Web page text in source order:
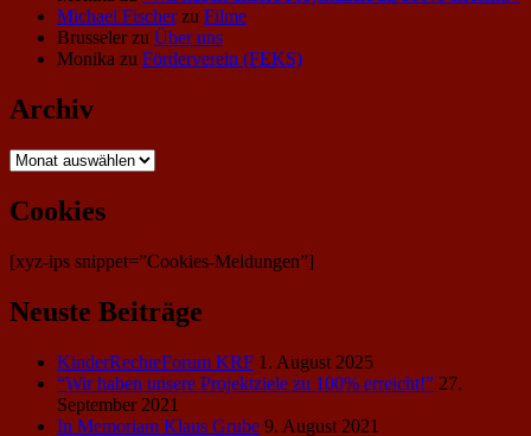
Michael Fischerzu Filme
Brusseler zu Über uns
Monika zu Förderverein (FEKS)
Archiv
Archiv
Cookies
[xyz-ips snippet=”Cookies-Meldungen”]
Neuste Beiträge
KinderRechteForum KRF 1. August 2025
“Wir haben unsere Projektziele zu 100% erreicht!” 27.
September 2021
In Memoriam Klaus Grube 9. August 2021